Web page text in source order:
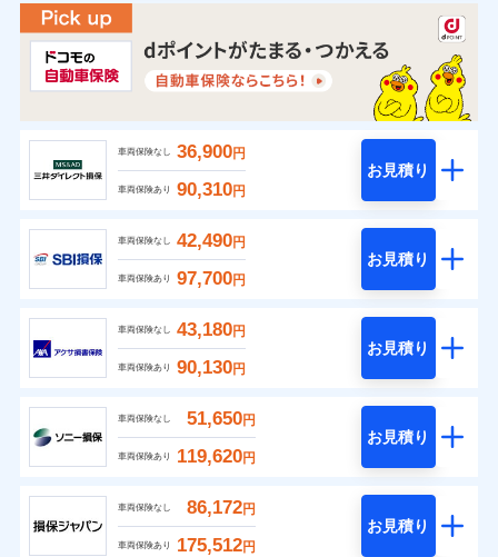
車両保険なし 36,900円
車両保険あり 90,310円
お見積り
車両保険なし 42,490円
車両保険あり 97,700円
お見積り
車両保険なし 43,180円
車両保険あり 90,130円
お見積り
車両保険なし 51,650円
車両保険あり 119,620円
お見積り
車両保険なし 86,172円
車両保険あり 175,512円
お見積り